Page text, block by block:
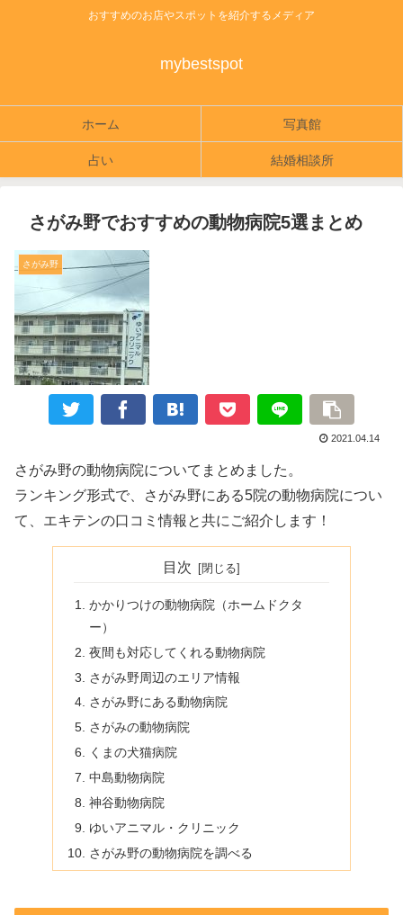
おすすめのお店やスポットを紹介するメディア
mybestspot
ホーム 写真館
占い 結婚相談所
さがみ野でおすすめの動物病院5選まとめ
さがみ野
2021.04.14
さがみ野の動物病院についてまとめました。
ランキング形式で、さがみ野にある5院の動物病院につい
て、エキテンの口コミ情報と共にご紹介します！
目次
かかりつけの動物病院（ホームドクタ
ー）
夜間も対応してくれる動物病院
さがみ野周辺のエリア情報
さがみ野にある動物病院
さがみの動物病院
くまの犬猫病院
中島動物病院
神谷動物病院
ゆいアニマル・クリニック
さがみ野の動物病院を調べる